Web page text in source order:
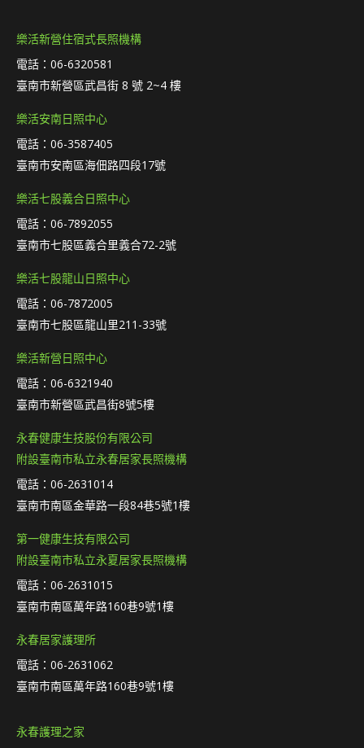
樂活新營住宿式長照機構
電話：06-6320581
臺南市新營區武昌街 8 號 2~4 樓
樂活安南日照中心
電話：06-3587405
臺南市安南區海佃路四段17號
樂活七股義合日照中心
電話：06-7892055
臺南市七股區義合里義合72-2號
樂活七股龍山日照中心
電話：06-7872005
臺南市七股區龍山里211-33號
樂活新營日照中心
電話：06-6321940
臺南市新營區武昌街8號5樓
永春健康生技股份有限公司
附設臺南市私立永春居家長照機構
電話：06-2631014
臺南市南區金華路一段84巷5號1樓
第一健康生技有限公司
附設臺南市私立永夏居家長照機構
電話：06-2631015
臺南市南區萬年路160巷9號1樓
永春居家護理所
電話：06-2631062
臺南市南區萬年路160巷9號1樓
永春護理之家